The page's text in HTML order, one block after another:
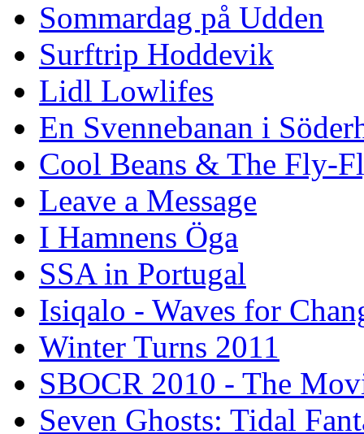
Sommardag på Udden
Surftrip Hoddevik
Lidl Lowlifes
En Svennebanan i
Cool Beans & The Fly-
Leave a Message
I Hamnens Öga
SSA in Portugal
Isiqalo - Waves for
Winter Turns 2011
SBOCR 2010 - The
Seven Ghosts: Tidal